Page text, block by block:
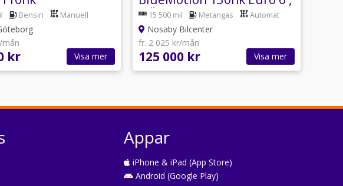
Bensin Manuell
mån
kr Visa mer
1 Ägare
15 500 mil Metangas Automat
Nosaby Bilcenter
fr. 2 025 kr/mån
125 000 kr Visa mer
Appar
iPhone & iPad (App Store)
Android (Google Play)